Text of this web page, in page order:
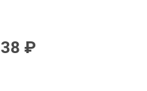
38 ₽